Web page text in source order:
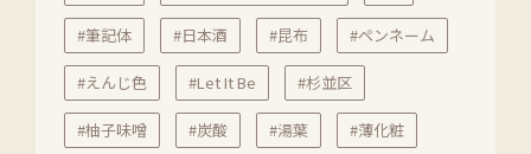
#筆記体 #日本酒 #昆布 #ペンネーム
#えんじ色 #Let It Be #杉並区
#柚子味噌 #炭酸 #湯葉 #薄化粧